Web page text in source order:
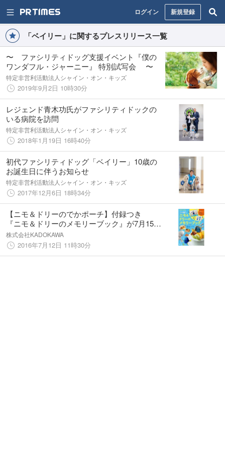
ログイン 新規登録
「ベイリー」に関するプレスリリース一覧
〜 ファシリティドッグ支援イベント『僕の
ワンダフル・ジャーニー』 特別試写会 〜
特定非営利活動法人シャイン・オン・キッズ
2019年9月2日 10時30分
レジェンド青木功氏がファシリティドックの
いる病院を訪問
特定非営利活動法人シャイン・オン・キッズ
2018年1月19日 16時40分
初代ファシリティドッグ「ベイリー」10歳の
お誕生日に伴うお知らせ
特定非営利活動法人シャイン・オン・キッズ
2017年12月6日 18時34分
【ニモ＆ドリーのでかポーチ】付録つき
『ニモ＆ドリーのメモリーブック』が7月15日
に発売！
株式会社KADOKAWA
2016年7月12日 11時30分